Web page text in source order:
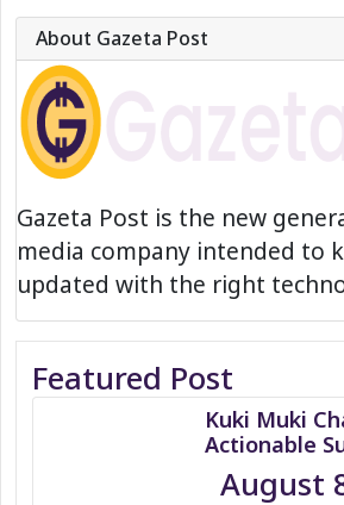
About Gazeta Post
Gazeta Post is the new
media company intended to
updated with the right
Featured Post
Kuki Muki
Actionable
August